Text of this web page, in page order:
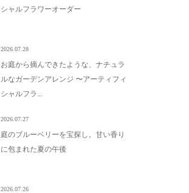
シャルフラワーオーダー
2026.07.28
お庭から摘んできたような、ナチュラ
ルなガーデンアレンジ 〜アーティフィ
シャルフラ...
2026.07.27
庭のブルーベリーを宝探し。甘い香り
に包まれた夏の午後
2026.07.26